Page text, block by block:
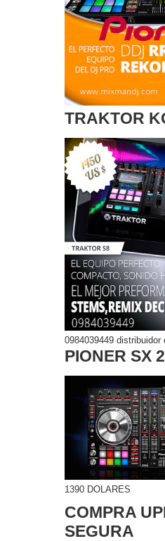
TRAKTOR
0984039449 distribuidor
PIONER SX 2
1390 DOLARES
COMPRA
SEGURA